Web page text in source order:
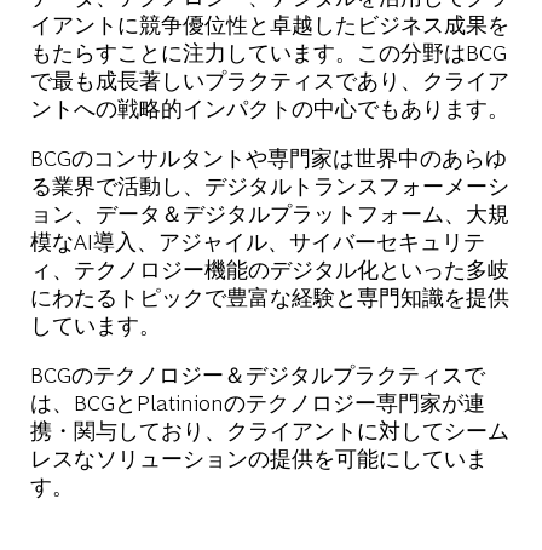
イアントに競争優位性と卓越したビジネス成果を
もたらすことに注力しています。 この分野はBCG
で最も成長著しいプラクティスであり、クライア
ントへの戦略的インパクトの中心でもあります。
BCGのコンサルタントや専門家は世界中のあらゆ
る業界で活動し、デジタルトランスフォーメーシ
ョン、データ＆デジタルプラットフォーム、大規
模なAI導入、 アジャイル、サイバーセキュリテ
ィ、テクノロジー機能のデジタル化といった多岐
にわたるトピックで豊富な経験と専門知識を提供
しています。
BCGのテクノロジー＆デジタルプラクティスで
は、BCGとPlatinionのテクノロジー専門家が連
携・関与しており、 クライアントに対してシーム
レスなソリューションの提供を可能にしていま
す。